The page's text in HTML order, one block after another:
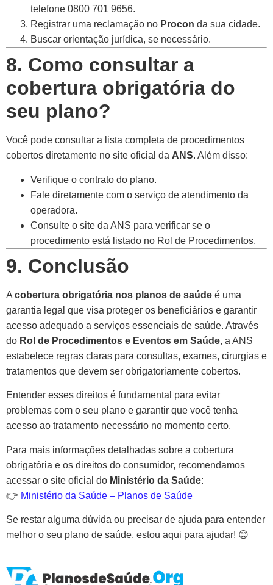
telefone 0800 701 9656.
Registrar uma reclamação no Procon da sua cidade.
Buscar orientação jurídica, se necessário.
8. Como consultar a
cobertura obrigatória do
seu plano?
Você pode consultar a lista completa de procedimentos
cobertos diretamente no site oficial da ANS. Além disso:
Verifique o contrato do plano.
Fale diretamente com o serviço de atendimento da
operadora.
Consulte o site da ANS para verificar se o
procedimento está listado no Rol de Procedimentos.
9. Conclusão
A cobertura obrigatória nos planos de saúde é uma
garantia legal que visa proteger os beneficiários e garantir
acesso adequado a serviços essenciais de saúde. Através
do Rol de Procedimentos e Eventos em Saúde, a ANS
estabelece regras claras para consultas, exames, cirurgias e
tratamentos que devem ser obrigatoriamente cobertos.
Entender esses direitos é fundamental para evitar
problemas com o seu plano e garantir que você tenha
acesso ao tratamento necessário no momento certo.
Para mais informações detalhadas sobre a cobertura
obrigatória e os direitos do consumidor, recomendamos
acessar o site oficial do Ministério da Saúde:
👉 Ministério da Saúde – Planos de Saúde
Se restar alguma dúvida ou precisar de ajuda para entender
melhor o seu plano de saúde, estou aqui para ajudar! 😊